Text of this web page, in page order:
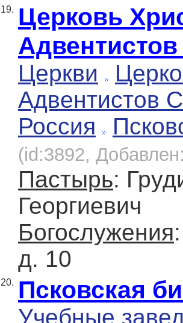
19. Церковь
Церкви
Адвентистов
Россия
(id:3892,
Пастырь:
Георгиевич
Богослужения
д. 10
20. Псковская
Учебные